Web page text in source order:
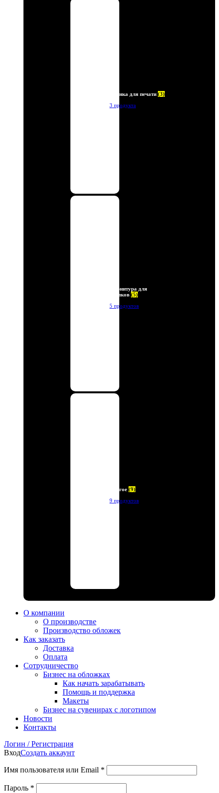
Пленка для печати (3)
3 продукта
Фурнитура для
брелков (5)
5 продуктов
Другое (9)
9 продуктов
О компании
О производстве
Производство обложек
Как заказать
Доставка
Оплата
Сотрудничество
Бизнес на обложках
Как начать зарабатывать
Помощь и поддержка
Макеты
Бизнес на сувенирах с логотипом
Новости
Контакты
Логин / Регистрация
ВходСоздать аккаунт
Имя пользователя или Email *
Пароль *